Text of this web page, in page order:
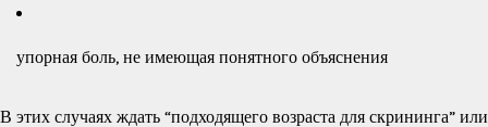
упорная боль, не имеющая понятного объяснения
В этих случаях ждать “подходящего возраста для скрининга” или